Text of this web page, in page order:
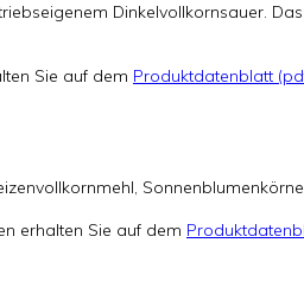
Dinkelvollkornsauer.
Sie auf dem Produktdatenblatt
erhalten Sie auf dem